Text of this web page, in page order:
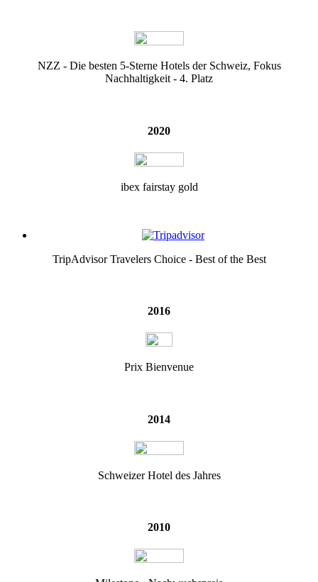
NZZ - Die besten 5-Sterne Hotels der Schweiz, Fokus
Nachhaltigkeit - 4. Platz
2020
ibex fairstay gold
TripAdvisor Travelers Choice - Best of the Best
2016
Prix Bienvenue
2014
Schweizer Hotel des Jahres
2010